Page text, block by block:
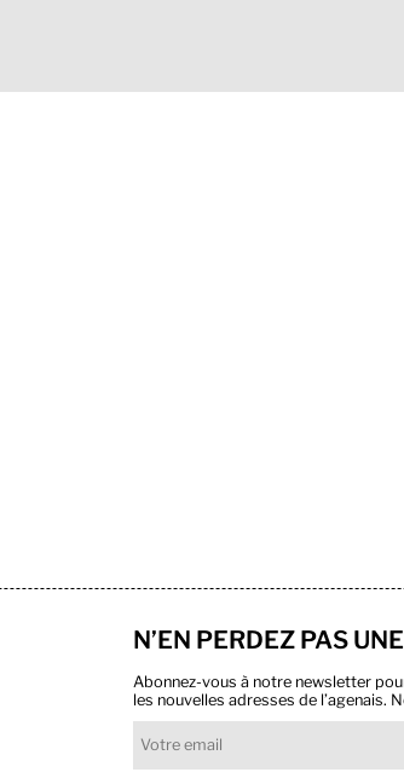
N’EN PERDEZ PAS
Abonnez-vous à notre newsletter
les nouvelles adresses de l’agenais.